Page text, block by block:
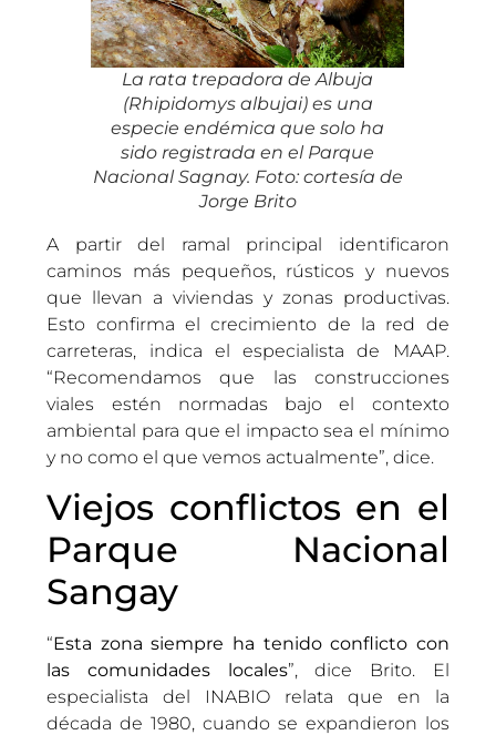
La rata trepadora de Albuja
(Rhipidomys albujai) es una
especie endémica que solo ha
sido registrada en el Parque
Nacional Sagnay. Foto: cortesía de
Jorge Brito
A partir del ramal principal identificaron
caminos más pequeños, rústicos y nuevos
que llevan a viviendas y zonas productivas.
Esto confirma el crecimiento de la red de
carreteras, indica el especialista de MAAP.
“Recomendamos que las construcciones
viales estén normadas bajo el contexto
ambiental para que el impacto sea el mínimo
y no como el que vemos actualmente”, dice.
Viejos conflictos en el
Parque Nacional
Sangay
“Esta zona siempre ha tenido conflicto con
las comunidades locales”, dice Brito. El
especialista del INABIO relata que en la
década de 1980, cuando se expandieron los